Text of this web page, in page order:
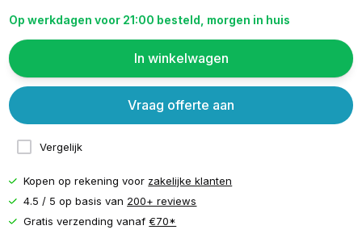
Op werkdagen voor 21:00 besteld, morgen in huis
In winkelwagen
Vergelijk
Vraag offerte aan
Kopen op rekening voor zakelijke klanten
4.5 / 5 op basis van 200+ reviews
Gratis verzending vanaf€70*